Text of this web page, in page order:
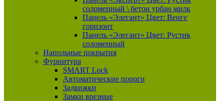
соломенный \ бетон урбан милк
Панель «Элегант» Цвет: Венге
горизонт
Панель «Элегант» Цвет: Рустик
соломенный
Напольные покрытия
Фурнитура
SMART Lock
Автоматические пороги
Задвижки
Замки врезные